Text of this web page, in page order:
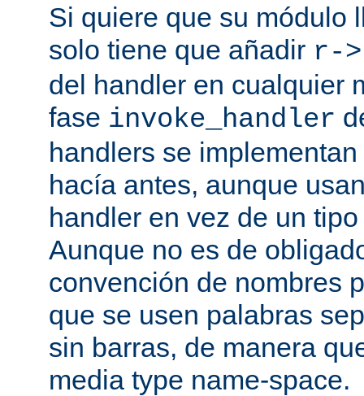
Si quiere que su módulo
solo tiene que añadir r-
del handler en cualquier
fase invoke_handler
handlers se
hacía antes, aunque
handler en vez de un
Aunque no es de
convención de nombres
que se usen palabras
sin barras, de manera
media type name-space.